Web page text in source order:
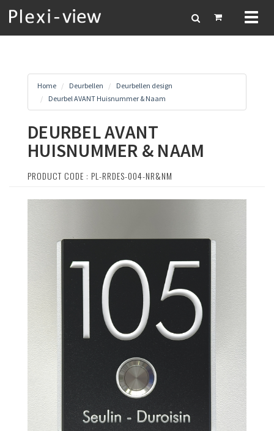
Home Deurbellen
Deurbellen design
Deurbel AVANT Huisnummer & Naam
DEURBEL AVANT
HUISNUMMER & NAAM
PRODUCT CODE : PL-RRDES-004-NR&NM